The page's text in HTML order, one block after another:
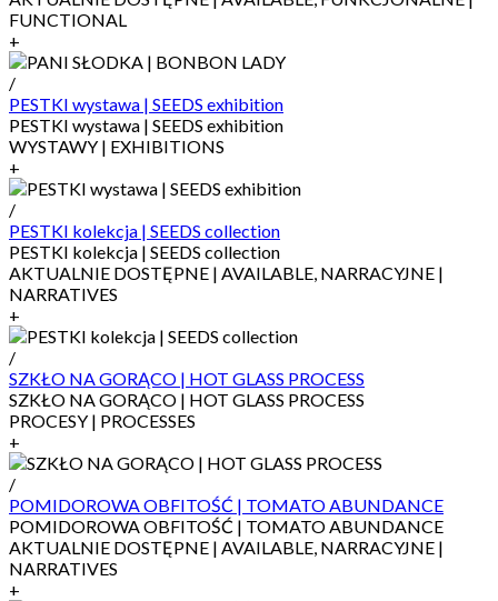
FUNCTIONAL
+
/
PESTKI wystawa | SEEDS exhibition
PESTKI wystawa | SEEDS exhibition
WYSTAWY | EXHIBITIONS
+
/
PESTKI kolekcja | SEEDS collection
PESTKI kolekcja | SEEDS collection
AKTUALNIE DOSTĘPNE | AVAILABLE, NARRACYJNE |
NARRATIVES
+
/
SZKŁO NA GORĄCO | HOT GLASS PROCESS
SZKŁO NA GORĄCO | HOT GLASS PROCESS
PROCESY | PROCESSES
+
/
POMIDOROWA OBFITOŚĆ | TOMATO ABUNDANCE
POMIDOROWA OBFITOŚĆ | TOMATO ABUNDANCE
AKTUALNIE DOSTĘPNE | AVAILABLE, NARRACYJNE |
NARRATIVES
+